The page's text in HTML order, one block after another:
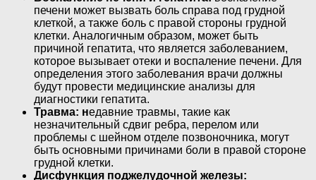
печени может вызвать боль справа под грудной
клеткой, а также боль с правой стороны грудной
клетки. Аналогичным образом, может быть
причиной гепатита, что является заболеванием,
которое вызывает отеки и воспаление печени. Для
определения этого заболевания врачи должны
будут провести медицинские анализы для
диагностики гепатита.
Травма: недавние травмы, такие как
незначительный сдвиг ребра, перелом или
проблемы с шейном отделе позвоночника, могут
быть основными причинами боли в правой стороне
грудной клетки.
Дисфункция поджелудочной железы: